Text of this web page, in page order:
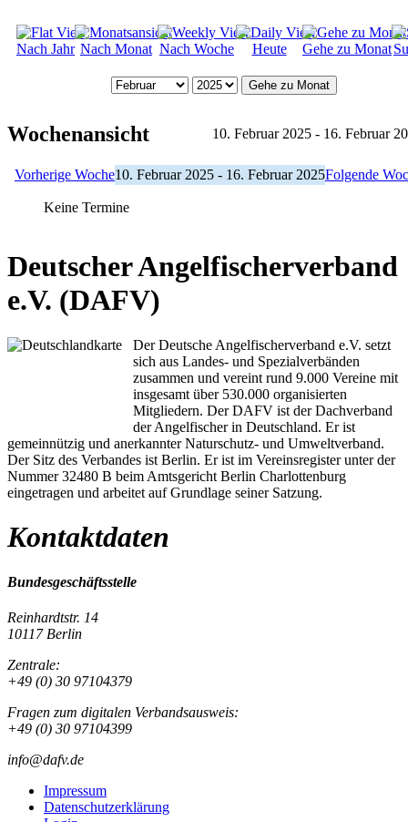
Nach Jahr Nach Monat Nach Woche Heute Gehe zu Monat
Gehe zu Monat
Wochenansicht 10. Februar 2025 - 16. Februar
Vorherige Woche10. Februar 2025 - 16. Februar 2025Folgende
Keine Termine
Deutscher Angelfischerverband
e.V. (DAFV)
Der Deutsche Angelfischerverband e.V. setzt
sich aus Landes- und Spezialverbänden
zusammen und vereint rund 9.000 Vereine mit
insgesamt über 530.000 organisierten
Mitgliedern. Der DAFV ist der Dachverband
der Angelfischer in Deutschland. Er ist
gemeinnützig und anerkannter Naturschutz- und Umweltverband.
Der Sitz des Verbandes ist Berlin. Er ist im Vereinsregister unter der
Nummer 32480 B beim Amtsgericht Berlin Charlottenburg
eingetragen und arbeitet auf Grundlage seiner Satzung.
Kontaktdaten
Bundesgeschäftsstelle
Reinhardtstr. 14
10117 Berlin
Zentrale:
+49 (0) 30 97104379
Fragen zum digitalen Verbandsausweis:
+49 (0) 30 97104399
info@dafv.de
Impressum
Datenschutzerklärung